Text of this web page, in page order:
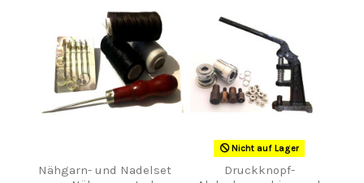
Nähgarn- und Nadelset
Nicht auf Lager
Druckknopf-